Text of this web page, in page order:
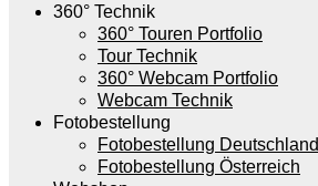
360° Technik
360° Touren Portfolio
Tour Technik
360° Webcam Portfolio
Webcam Technik
Fotobestellung
Fotobestellung Deutschland
Fotobestellung Österreich